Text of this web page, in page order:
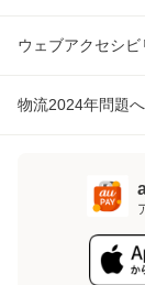
ウェブアクセシ
物流2024年問題